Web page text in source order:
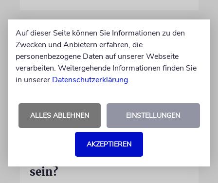
MEINUNG
Kann politisch korrekte
Limonade antisemitisch
sein?
Auf dieser Seite können Sie Informationen zu den
Zwecken und Anbietern erfahren, die
personenbezogene Daten auf unserer Webseite
verarbeiten. Weitergehende Informationen finden Sie
in unserer Datenschutzerklärung.
ALLES ABLEHNEN EINSTELLUNGEN
AKZEPTIEREN